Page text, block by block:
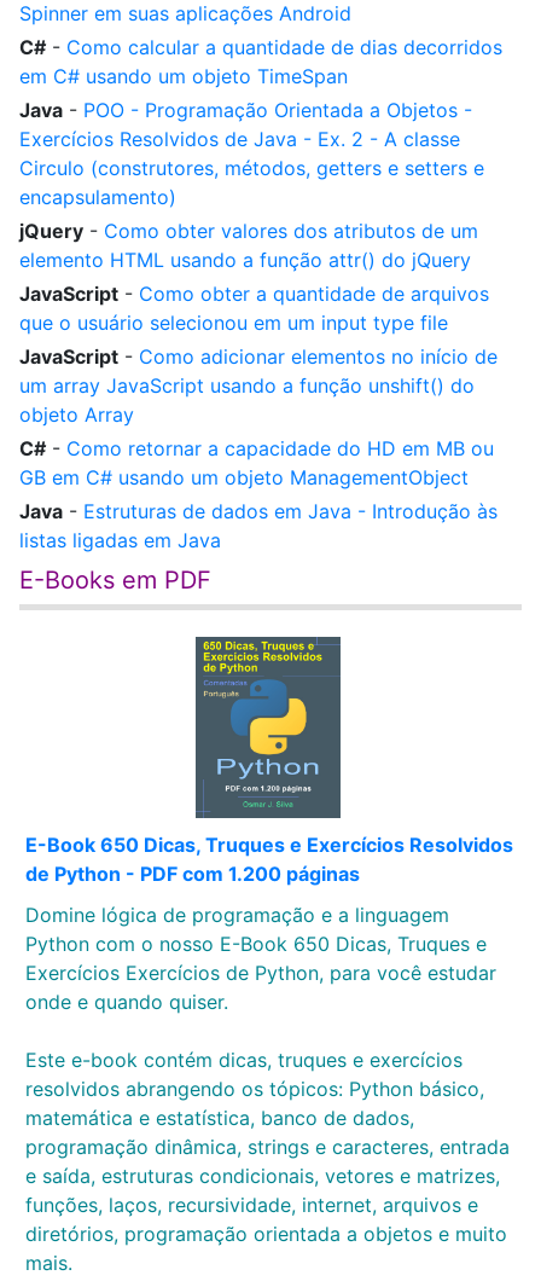
Spinner em suas aplicações Android
C# - Como calcular a quantidade de dias decorridos
em C# usando um objeto TimeSpan
Java - POO - Programação Orientada a Objetos -
Exercícios Resolvidos de Java - Ex. 2 - A classe
Circulo (construtores, métodos, getters e setters e
encapsulamento)
jQuery - Como obter valores dos atributos de um
elemento HTML usando a função attr() do jQuery
JavaScript - Como obter a quantidade de arquivos
que o usuário selecionou em um input type file
JavaScript - Como adicionar elementos no início de
um array JavaScript usando a função unshift() do
objeto Array
C# - Como retornar a capacidade do HD em MB ou
GB em C# usando um objeto ManagementObject
Java - Estruturas de dados em Java - Introdução às
listas ligadas em Java
E-Books em PDF
E-Book 650 Dicas, Truques e Exercícios Resolvidos
de Python - PDF com 1.200 páginas
Domine lógica de programação e a linguagem
Python com o nosso E-Book 650 Dicas, Truques e
Exercícios Exercícios de Python, para você estudar
onde e quando quiser.
Este e-book contém dicas, truques e exercícios
resolvidos abrangendo os tópicos: Python básico,
matemática e estatística, banco de dados,
programação dinâmica, strings e caracteres, entrada
e saída, estruturas condicionais, vetores e matrizes,
funções, laços, recursividade, internet, arquivos e
diretórios, programação orientada a objetos e muito
mais.